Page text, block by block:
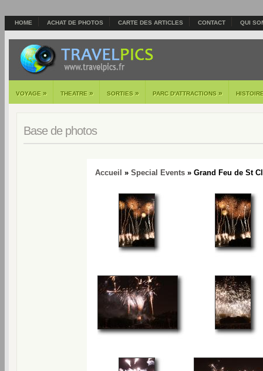
HOME ACHAT DE PHOTOS CARTE DES ARTICLES CONTACT QUI
VOYAGE » THEATRE » SORTIES » PARC D'ATTRACTIONS »
Base de photos
Accueil » Special Events» Grand Feu de St